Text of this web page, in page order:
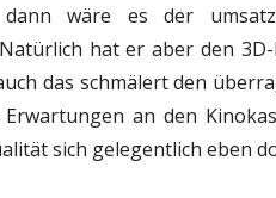
wäre es der
hat er aber den
das schmälert den
Erwartungen an den
sich gelegentlich eben